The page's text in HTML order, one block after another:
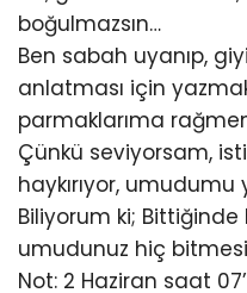
boğulmazsın…
Ben sabah uyanıp,
anlatması için
parmaklarıma
Çünkü seviyorsam,
haykırıyor,
Biliyorum ki;
umudunuz hiç
Not: 2 Haziran saat